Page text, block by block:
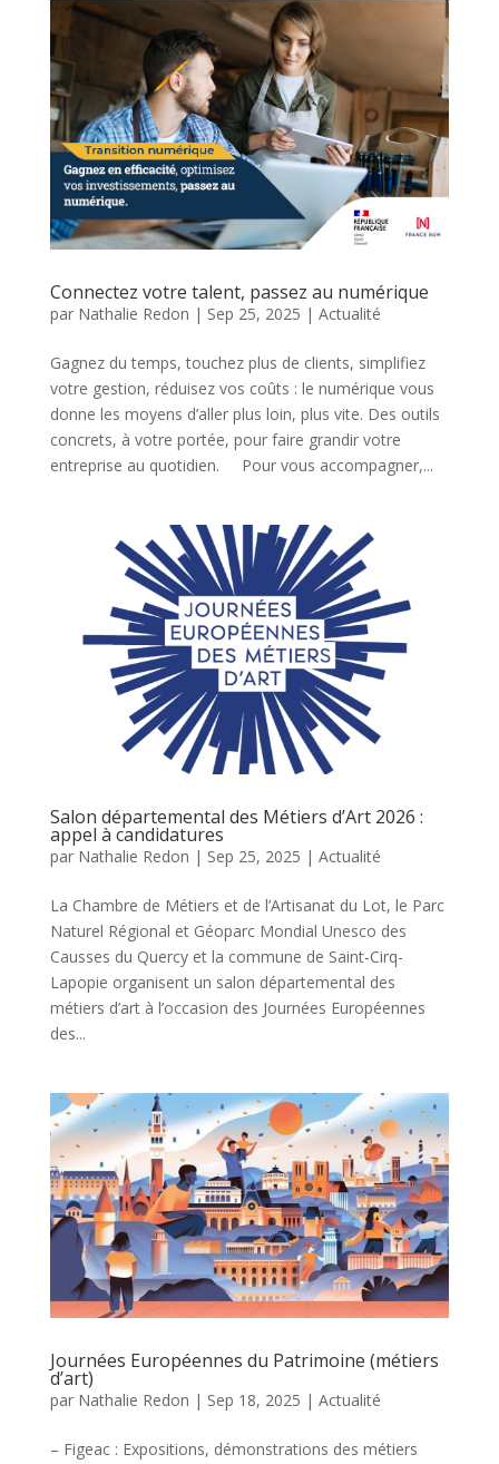
Connectez votre talent, passez au numérique
par Nathalie Redon | Sep 25, 2025 | Actualité
Gagnez du temps, touchez plus de clients, simplifiez
votre gestion, réduisez vos coûts : le numérique vous
donne les moyens d’aller plus loin, plus vite. Des outils
concrets, à votre portée, pour faire grandir votre
entreprise au quotidien. Pour vous accompagner,...
Salon départemental des Métiers d’Art 2026 :
appel à candidatures
par Nathalie Redon | Sep 25, 2025 | Actualité
La Chambre de Métiers et de l’Artisanat du Lot, le Parc
Naturel Régional et Géoparc Mondial Unesco des
Causses du Quercy et la commune de Saint-Cirq-
Lapopie organisent un salon départemental des
métiers d’art à l’occasion des Journées Européennes
des...
Journées Européennes du Patrimoine (métiers
d’art)
par Nathalie Redon | Sep 18, 2025 | Actualité
– Figeac : Expositions, démonstrations des métiers